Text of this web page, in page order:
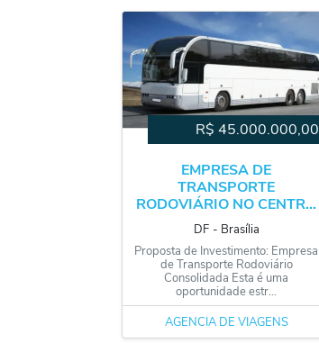
R$ 45.000.000,00
EMPRESA DE
TRANSPORTE
RODOVIÁRIO NO CENTR...
DF ‐ Brasília
Proposta de Investimento: Empresa
de Transporte Rodoviário
Consolidada Esta é uma
oportunidade estr...
AGÊNCIA DE VIAGENS